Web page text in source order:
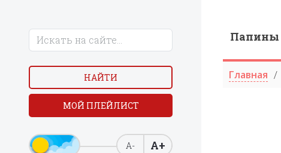
НАЙТИ
МОЙ ПЛЕЙЛИСТ
А- А+
Папины
Главная